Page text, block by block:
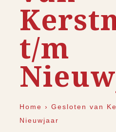
t/m
Home › Gesloten van
Nieuwjaar